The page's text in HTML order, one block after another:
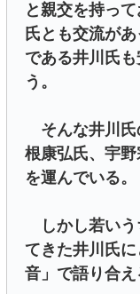
と親交を持っ
氏とも交流が
である井川氏
う。
そんな井川氏
根康弘氏、宇
を運んでいる。
しかし若いう
てきた井川氏
音」で語り合え